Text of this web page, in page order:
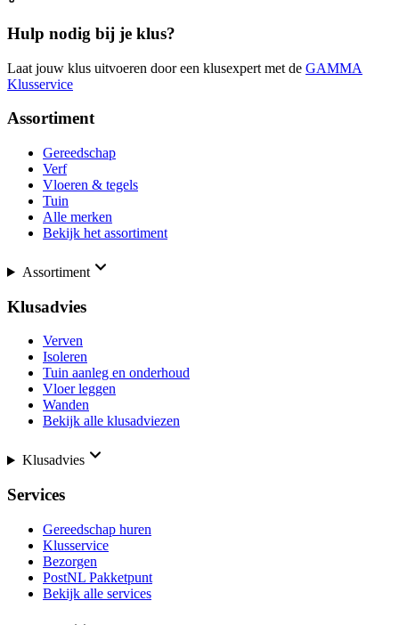
Hulp nodig bij je klus?
Laat jouw klus uitvoeren door een klusexpert met de GAMMA
Klusservice
Assortiment
Gereedschap
Verf
Vloeren & tegels
Tuin
Alle merken
Bekijk het assortiment
Assortiment
Klusadvies
Verven
Isoleren
Tuin aanleg en onderhoud
Vloer leggen
Wanden
Bekijk alle klusadviezen
Klusadvies
Services
Gereedschap huren
Klusservice
Bezorgen
PostNL Pakketpunt
Bekijk alle services